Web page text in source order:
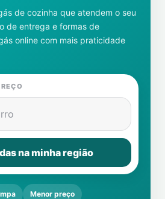
de cozinha que atendem o seu
de entrega e formas de
online com mais praticidade
na minha região
Menor preço